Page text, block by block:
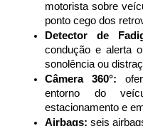
motorista sobre
ponto cego dos
Detector de
condução e alerta
sonolência ou
Câmera 360°:
entorno do
estacionamento e
Airbags: seis